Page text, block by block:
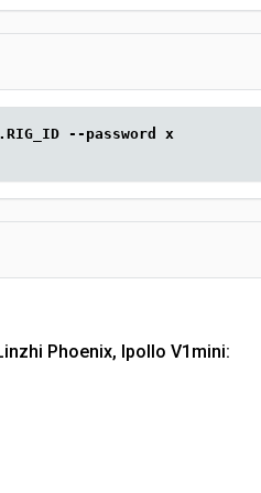
--password x
Phoenix, Ipollo V1mini: